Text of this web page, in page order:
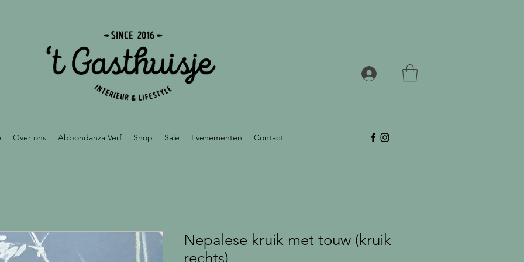
Over ons Abbondanza Verf Shop Sale Evenementen Contact
Nepalese kruik met touw (kruik
rechts)